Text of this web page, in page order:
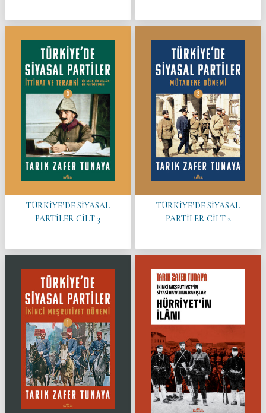
TÜRKİYE’DE SİYASAL
PARTİLER CİLT 3
TÜRKİYE’DE SİYASAL
PARTİLER CİLT 2